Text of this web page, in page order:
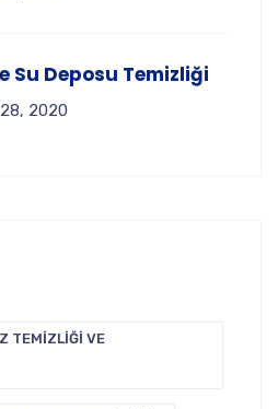
Su Deposu Temizliği
2020
TEMIZLIĞI VE